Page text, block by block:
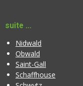
suite ...
Nidwald
Obwald
Saint-Gall
Schaffhouse